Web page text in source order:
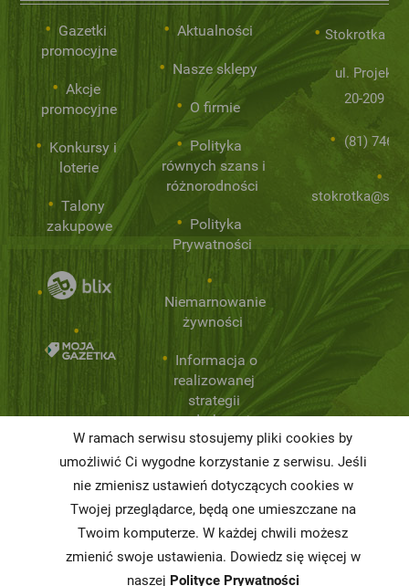
Gazetki
promocyjne
Akcje
promocyjne
Konkursy i
loterie
Talony
zakupowe
Aktualności
Nasze sklepy
O firmie
Polityka
równych szans i
różnorodności
Polityka
Prywatności
Niemarnowanie
żywności
Informacja o
realizowanej
strategii
podatkowej
Karty
charakterystyki
Butelkomaty
Stokrotka
ul.
20-209
(81) 746
W ramach serwisu stosujemy pliki cookies by
umożliwić Ci wygodne korzystanie z serwisu. Jeśli
nie zmienisz ustawień dotyczących cookies w
Twojej przeglądarce, będą one umieszczane na
Twoim komputerze. W każdej chwili możesz
zmienić swoje ustawienia. Dowiedz się więcej w
naszej Polityce Prywatności